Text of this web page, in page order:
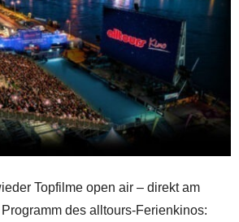
Topfilme open air – direkt am
des alltours-Ferienkinos: